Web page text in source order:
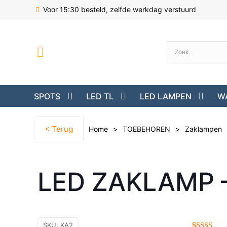
Voor 15:30 besteld, zelfde werkdag verstuurd
SPOTS LED TL LED LAMPEN
< Terug Home > TOEBEHOREN > Zaklampen
LED ZAKLAMP
SKU: KA2